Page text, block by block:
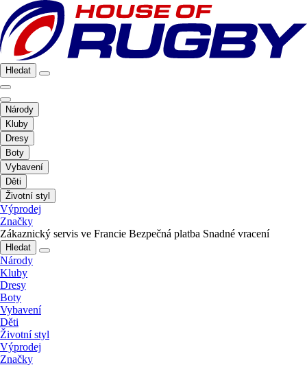
Hledat
Národy
Kluby
Dresy
Boty
Vybavení
Děti
Životní styl
Výprodej
Značky
Zákaznický servis ve Francie Bezpečná platba Snadné vracení
Hledat
Národy
Kluby
Dresy
Boty
Vybavení
Děti
Životní styl
Výprodej
Značky